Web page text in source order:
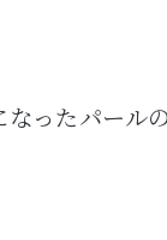
なったパール